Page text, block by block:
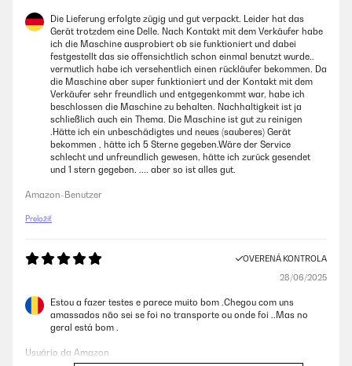
Die Lieferung erfolgte zügig und gut verpackt. Leider hat das
Gerät trotzdem eine Delle. Nach Kontakt mit dem Verkäufer habe
ich die Maschine ausprobiert ob sie funktioniert und dabei
festgestellt das sie offensichtlich schon einmal benutzt wurde..
vermutlich habe ich versehentlich einen rückläufer bekommen. Da
die Maschine aber super funktioniert und der Kontakt mit dem
Verkäufer sehr freundlich und entgegenkommt war, habe ich
beschlossen die Maschine zu behalten. Nachhaltigkeit ist ja
schließlich auch ein Thema. Die Maschine ist gut zu reinigen
.Hätte ich ein unbeschädigtes und neues (sauberes) Gerät
bekommen , hätte ich 5 Sterne gegeben.Wäre der Service
schlecht und unfreundlich gewesen, hätte ich zurück gesendet
und 1 stern gegeben. .... aber so ist alles gut.
Amazon-Benutzer
Preložiť
OVERENÁ KONTROLA
28/06/2025
Estou a fazer testes e parece muito bom .Chegou com uns
amassados não sei se foi no transporte ou onde foi ..Mas no
geral está bom .
Usuário da Amazon